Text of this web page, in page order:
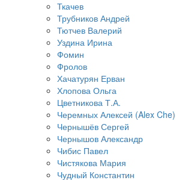
Ткачев
Трубников Андрей
Тютчев Валерий
Уздина Ирина
Фомин
Фролов
Хачатурян Ерван
Хлопова Ольга
Цветникова Т.А.
Черемных Алексей (Alex Che)
Чернышёв Сергей
Чернышов Александр
Чибис Павел
Чистякова Мария
Чудный Константин